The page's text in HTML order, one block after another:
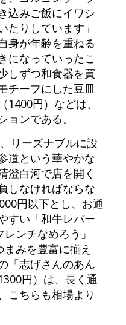
込みご飯にイワシ
たりしています」
身が年齢を重ねる
になっていったこ
しずつ和食器を買
チーフにした豆皿
1400円）などは、
ョンである。
リーズナブルに設
道という華やかな
澄白河で店を開く
しなければならな
円以下とし、お通
すい「和牛レバー
ンチなめろう」
まみを豊富に揃え
「志げさんのあん
円）は、長く通
こちらも相場より